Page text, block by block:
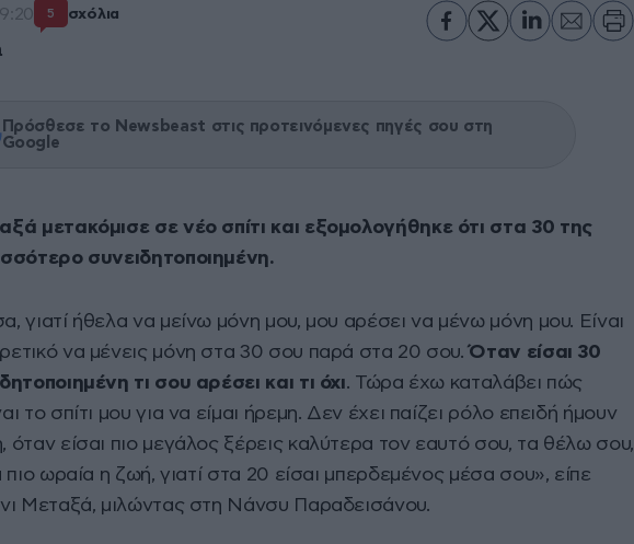
5 σχόλια
Πρόσθεσε το Newsbeast στις προτεινόμενες πηγές σου στη
Google
μετακόμισε σε νέο σπίτι και εξομολογήθηκε ότι στα 30 της
συνειδητοποιημένη.
γιατί ήθελα να μείνω μόνη μου, μου αρέσει να μένω μόνη μου. Είναι
να μένεις μόνη στα 30 σου παρά στα 20 σου.Όταν είσαι 30
τι σου αρέσει και τι όχι. Τώρα έχω καταλάβει πώς
το σπίτι μου για να είμαι ήρεμη. Δεν έχει παίζει ρόλο επειδή ήμουν
όταν είσαι πιο μεγάλος ξέρεις καλύτερα τον εαυτό σου, τα θέλω σου,
πιο ωραία η ζωή, γιατί στα 20 είσαι μπερδεμένος μέσα σου», είπε
Μεταξά, μιλώντας στη Νάνσυ Παραδεισάνου.